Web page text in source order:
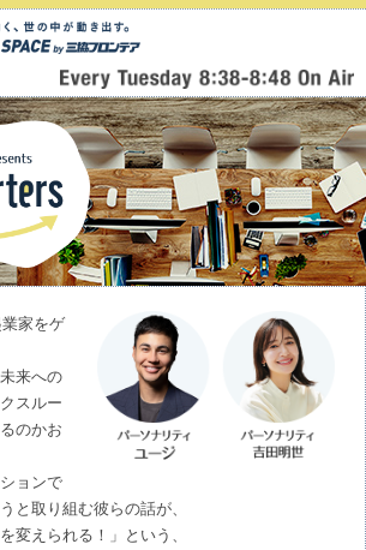
家をゲ
来への
スルー
のかお
ョンで
と取り組む彼らの話が、
変えられる！」という、